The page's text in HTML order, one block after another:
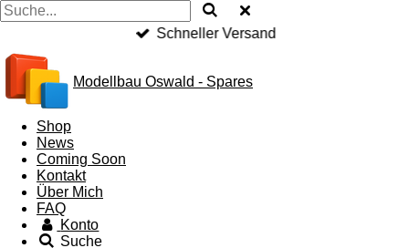
Schneller Versand
Modellbau Oswald - Spares
Shop
News
Coming Soon
Kontakt
Über Mich
FAQ
Konto
Suche